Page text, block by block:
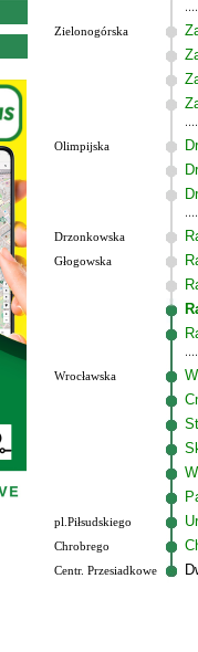
Zielonogórska
Olimpijska
Drzonkowska
Głogowska
Wrocławska
pl.Piłsudskiego
Chrobrego
Centr. Przesiadkowe